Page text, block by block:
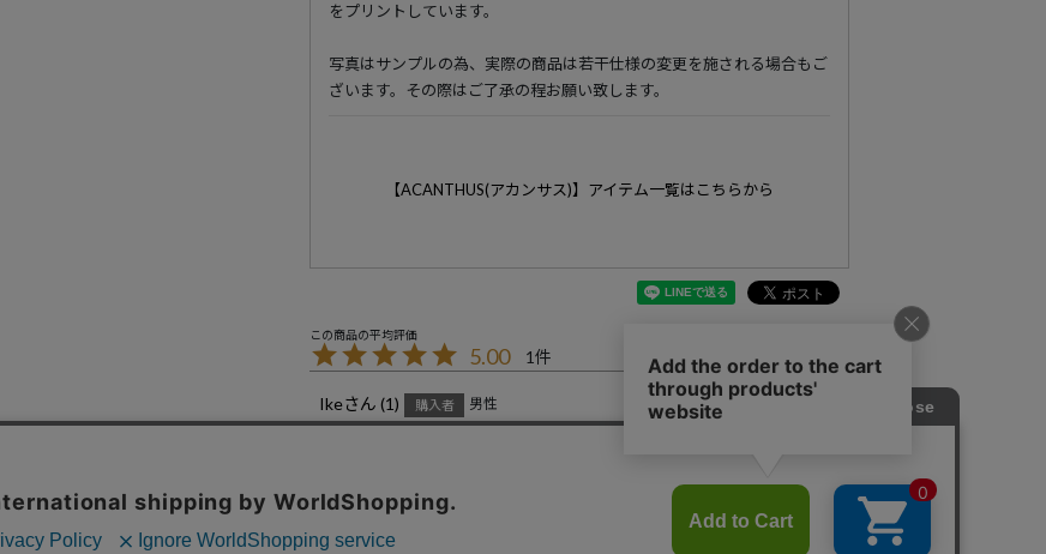
をプリントしています。
写真はサンプルの為、実際の商品は若干仕様の変更を施される場合もご
ざいます。その際はご了承の程お願い致します。
【ACANTHUS(アカンサス)】アイテム一覧はこちらから
5.00 1
Ike 1 購入者
男性
ていねいなこんぽうでたいへんまんぞくしてます。